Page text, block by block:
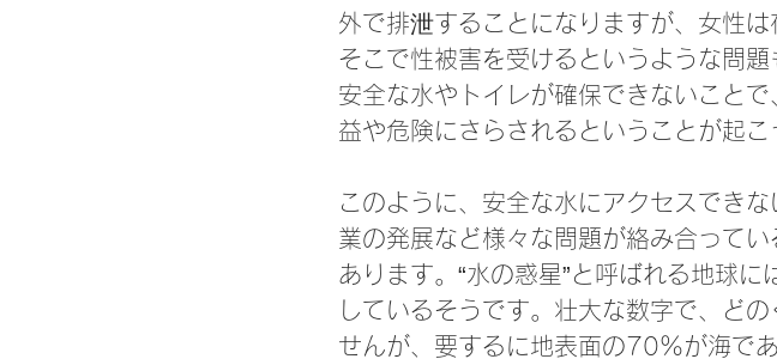
外で排泄することになりますが、女性
そこで性被害を受けるというような問題
安全な水やトイレが確保できないこと
益や危険にさらされるということが起こ
このように、安全な水にアクセスでき
業の発展など様々な問題が絡み合って
あります。“水の惑星”と呼ばれる地球
しているそうです。壮大な数字で、ど
せんが、要するに地表面の70％が海で